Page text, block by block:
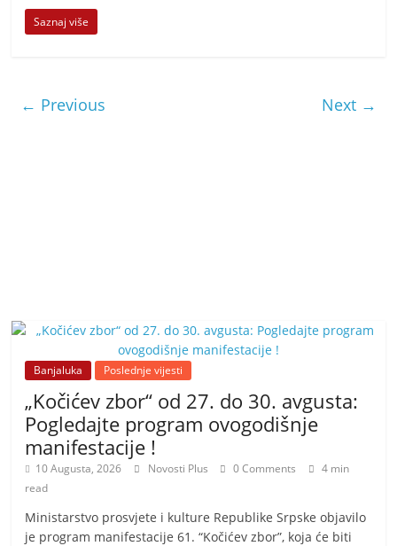
Saznaj više
← Previous Next →
Banjaluka Poslednje vijesti
„Kočićev zbor“ od 27. do 30. avgusta:
Pogledajte program ovogodišnje
manifestacije !
10 Augusta, 2026 Novosti Plus 0 Comments
4 min
read
Ministarstvo prosvjete i kulture Republike Srpske objavilo
je program manifestacije 61. “Kočićev zbor”, koja će biti